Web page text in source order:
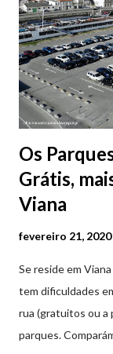
Os
Grátis,
Viana
fevereiro 21, 2020
Se reside em
tem dificuldades
rua (gratuitos ou a
parques.